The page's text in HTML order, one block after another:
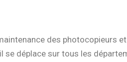
des photocopieurs
se déplace sur tous les